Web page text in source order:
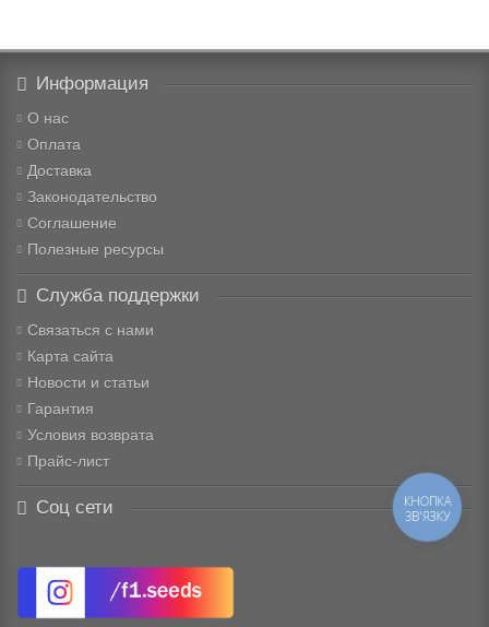
Информация
О нас
Оплата
Доставка
Законодательство
Соглашение
Полезные ресурсы
Служба поддержки
Связаться с нами
Карта сайта
Новости и статьи
Гарантия
Условия возврата
Прайс-лист
Соц сети
КНОПКА
ЗВ'ЯЗКУ